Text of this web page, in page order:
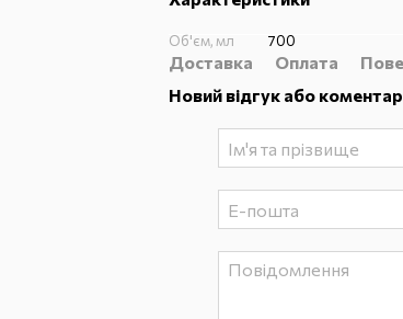
Об'єм, мл 700
Доставка Оплата
Новий відгук або коментар